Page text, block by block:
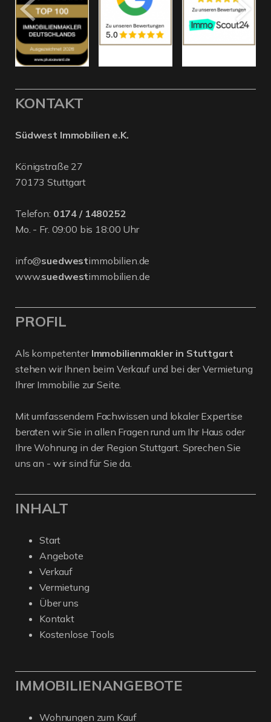
KONTAKT
Südwest Immobilien e.K.
Königstraße 27
70173 Stuttgart
Telefon: 0174 / 1480252
Mo. - Fr. 09:00 bis 18:00 Uhr
info@suedwestimmobilien.de
www.suedwestimmobilien.de
PROFIL
Als kompetenter Immobilienmakler in Stuttgart
stehen wir Ihnen beim Verkauf und bei der Vermietung
Ihrer Immobilie zur Seite.
Mit umfassendem Fachwissen und lokaler Expertise
beraten wir Sie in allen Fragen rund um Ihr Haus oder
Ihre Wohnung in der Region Stuttgart. Sprechen Sie
uns an - wir sind für Sie da.
INHALT
Start
Angebote
Verkauf
Vermietung
Über uns
Kontakt
Kostenlose Tools
IMMOBILIENANGEBOTE
Wohnungen zum Kauf